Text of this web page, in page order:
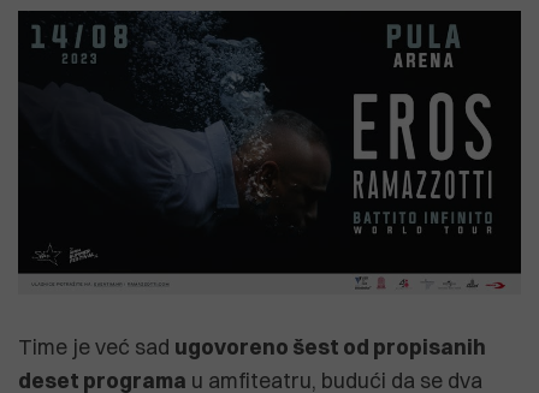
Time je već sad ugovoreno šest od propisanih
deset programa u amfiteatru, budući da se dva